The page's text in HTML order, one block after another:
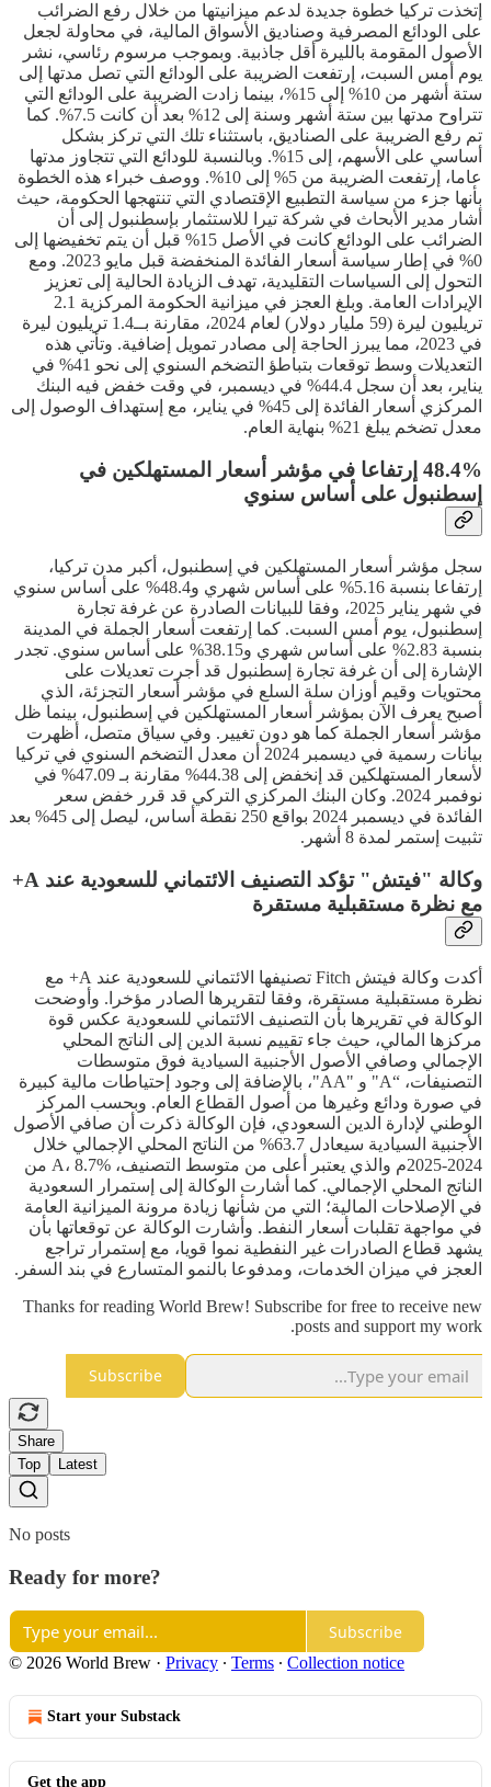
إتخذت تركيا خطوة جديدة لدعم ميزانيتها من خلال رفع الضرائب
على الودائع المصرفية وصناديق الأسواق المالية، في محاولة لجعل
الأصول المقومة بالليرة أقل جاذبية. وبموجب مرسوم رئاسي، نشر
يوم أمس السبت، إرتفعت الضريبة على الودائع التي تصل مدتها إلى
ستة أشهر من 10% إلى 15%، بينما زادت الضريبة على الودائع التي
تتراوح مدتها بين ستة أشهر وسنة إلى 12% بعد أن كانت 7.5%. كما
تم رفع الضريبة على الصناديق، باستثناء تلك التي تركز بشكل
أساسي على الأسهم، إلى 15%. وبالنسبة للودائع التي تتجاوز مدتها
عاما، إرتفعت الضريبة من 5% إلى 10%. ووصف خبراء هذه الخطوة
بأنها جزء من سياسة التطبيع الإقتصادي التي تنتهجها الحكومة، حيث
أشار مدير الأبحاث في شركة تيرا للاستثمار بإسطنبول إلى أن
الضرائب على الودائع كانت في الأصل 15% قبل أن يتم تخفيضها إلى
0% في إطار سياسة أسعار الفائدة المنخفضة قبل مايو 2023. ومع
التحول إلى السياسات التقليدية، تهدف الزيادة الحالية إلى تعزيز
الإيرادات العامة. وبلغ العجز في ميزانية الحكومة المركزية 2.1
تريليون ليرة (59 مليار دولار) لعام 2024، مقارنة بــ1.4 تريليون ليرة
في 2023، مما يبرز الحاجة إلى مصادر تمويل إضافية. وتأتي هذه
التعديلات وسط توقعات بتباطؤ التضخم السنوي إلى نحو 41% في
يناير، بعد أن سجل 44.4% في ديسمبر، في وقت خفض فيه البنك
المركزي أسعار الفائدة إلى 45% في يناير، مع إستهداف الوصول إلى
معدل تضخم يبلغ 21% بنهاية العام.
48.4% إرتفاعا في مؤشر أسعار المستهلكين في
إسطنبول على أساس سنوي
سجل مؤشر أسعار المستهلكين في إسطنبول، أكبر مدن تركيا،
إرتفاعا بنسبة 5.16% على أساس شهري و48.4% على أساس سنوي
في شهر يناير 2025، وفقا للبيانات الصادرة عن غرفة تجارة
إسطنبول، يوم أمس السبت. كما إرتفعت أسعار الجملة في المدينة
بنسبة 2.83% على أساس شهري و38.15% على أساس سنوي. تجدر
الإشارة إلى أن غرفة تجارة إسطنبول قد أجرت تعديلات على
محتويات وقيم أوزان سلة السلع في مؤشر أسعار التجزئة، الذي
أصبح يعرف الآن بمؤشر أسعار المستهلكين في إسطنبول، بينما ظل
مؤشر أسعار الجملة كما هو دون تغيير. وفي سياق متصل، أظهرت
بيانات رسمية في ديسمبر 2024 أن معدل التضخم السنوي في تركيا
لأسعار المستهلكين قد إنخفض إلى 44.38% مقارنة بـ 47.09% في
نوفمبر 2024. وكان البنك المركزي التركي قد قرر خفض سعر
الفائدة في ديسمبر 2024 بواقع 250 نقطة أساس، ليصل إلى 45% بعد
تثبيت إستمر لمدة 8 أشهر.
وكالة "فيتش" تؤكد التصنيف الائتماني للسعودية عند A+
مع نظرة مستقبلية مستقرة
أكدت وكالة فيتش Fitch تصنيفها الائتماني للسعودية عند A+ مع
نظرة مستقبلية مستقرة، وفقا لتقريرها الصادر مؤخرا. وأوضحت
الوكالة في تقريرها بأن التصنيف الائتماني للسعودية عكس قوة
مركزها المالي، حيث جاء تقييم نسبة الدين إلى الناتج المحلي
الإجمالي وصافي الأصول الأجنبية السيادية فوق متوسطات
التصنيفات، “A" و "AA"، بالإضافة إلى وجود إحتياطات مالية كبيرة
في صورة ودائع وغيرها من أصول القطاع العام. وبحسب المركز
الوطني لإدارة الدين السعودي، فإن الوكالة ذكرت أن صافي الأصول
الأجنبية السيادية سيعادل 63.7% من الناتج المحلي الإجمالي خلال
2024-2025م والذي يعتبر أعلى من متوسط التصنيف، A، 8.7% من
الناتج المحلي الإجمالي. كما أشارت الوكالة إلى إستمرار السعودية
في الإصلاحات المالية؛ التي من شأنها زيادة مرونة الميزانية العامة
في مواجهة تقلبات أسعار النفط. وأشارت الوكالة عن توقعاتها بأن
يشهد قطاع الصادرات غير النفطية نموا قويا، مع إستمرار تراجع
العجز في ميزان الخدمات، ومدفوعا بالنمو المتسارع في بند السفر.
Thanks for reading World Brew! Subscribe for free to receive new
posts and support my work.
Subscribe
Share
Top
Latest
No posts
Ready for more?
Subscribe
© 2026 World Brew · Privacy ∙ Terms ∙ Collection notice
Start your Substack
Get the app